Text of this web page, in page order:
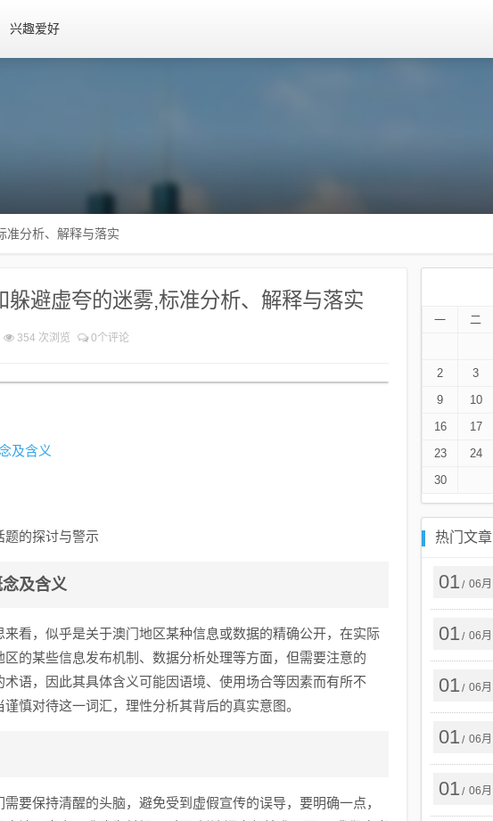
兴趣爱好
准分析、解释与落实
躲避虚夸的迷雾,标准分析、解释与落实
354 次浏览 0个评论
及含义
题的探讨与警示
及含义
看，似乎是关于澳门地区某种信息或数据的精确公开，在实际
的某些信息发布机制、数据分析处理等方面，但需要注意的
语，因此其具体含义可能因语境、使用场合等因素而有所不
慎对待这一词汇，理性分析其背后的真实意图。
要保持清醒的头脑，避免受到虚假宣传的误导，要明确一点，
一 二
2
3
9
10
16
17
23
24
30
热门文章
01 / 06月
01 / 06月
01 / 06月
01 / 06月
01 / 06月